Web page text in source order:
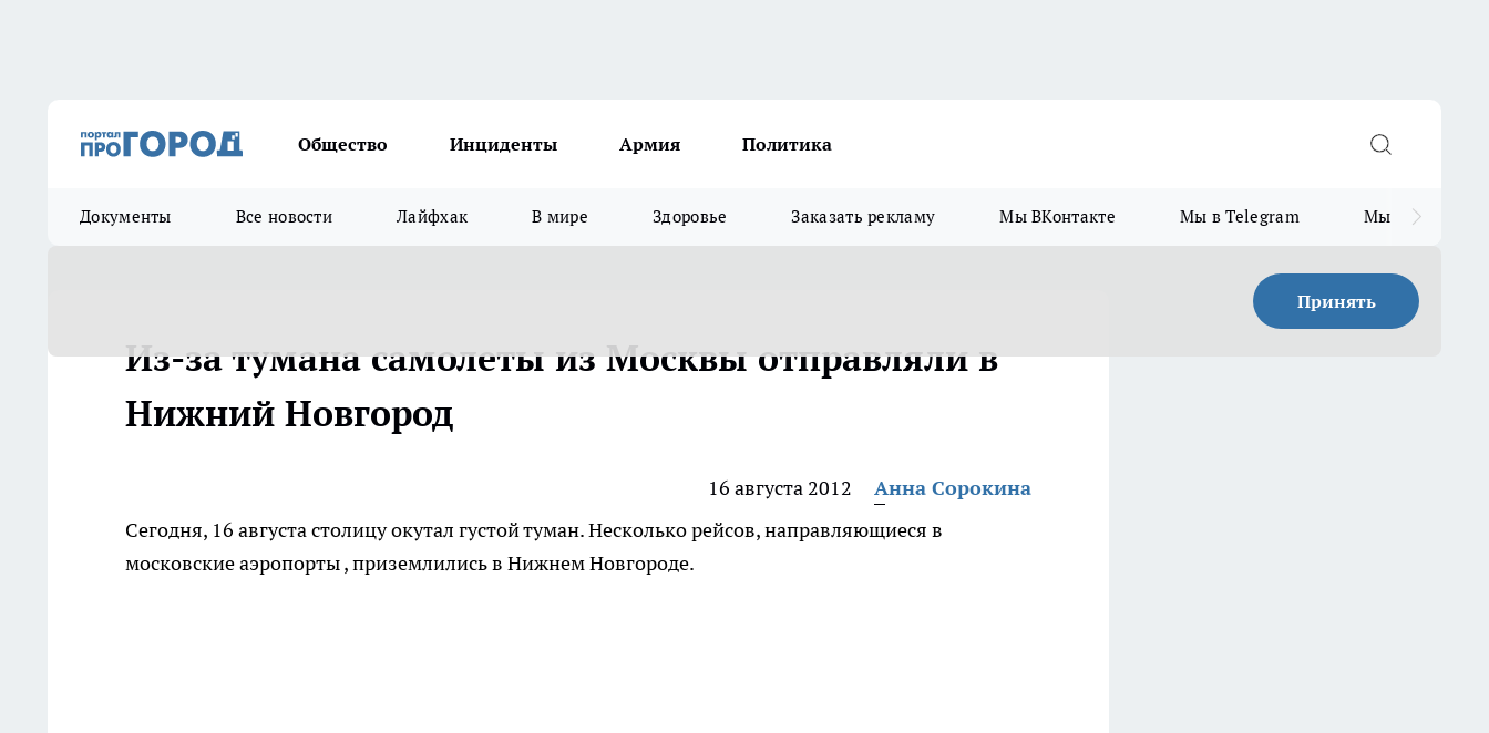
Общество Инциденты Армия Политика
Документы Все новости Лайфхак В мире Здоровье Заказать рекламу Мы ВКонтакте Мы в Telegram Мы в MAX
Принять
Из-за тумана самолеты из Москвы отправляли в
Нижний Новгород
16 августа 2012
Анна Сорокина
Сегодня, 16 августа столицу окутал густой туман. Несколько рейсов, направляющиеся в
московские аэропорты , приземлились в Нижнем Новгороде.